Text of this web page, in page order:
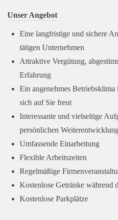
Unser Angebot
Eine langfristige und sichere
tätigen Unternehmen
Attraktive Vergütung,
Erfahrung
Ein angenehmes
sich auf Sie freut
Interessante und vielseitige
persönlichen
Umfassende Einarbeitung
Flexible Arbeitszeiten
Regelmäßige
Kostenlose Getränke während
Kostenlose Parkplätze